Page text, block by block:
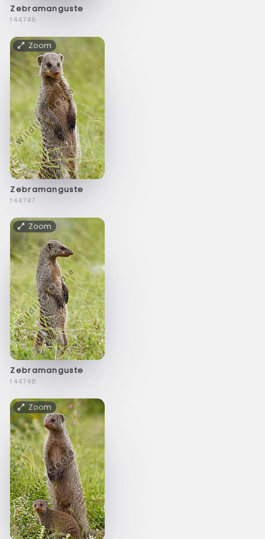
Zebramanguste
f44746
Zoom
Zebramanguste
f44747
Zoom
Zebramanguste
f44748
Zoom